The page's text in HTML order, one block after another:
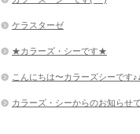
ケラスターゼ
★カラーズ・シーです★
こんにちは〜カラーズシーです
カラーズ・シーからのお知らせ